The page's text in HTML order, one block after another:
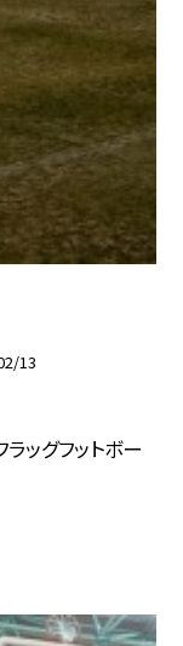
13
ラッグフットボー